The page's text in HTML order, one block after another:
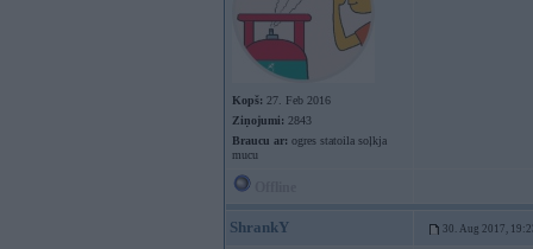
Kopš: 27. Feb 2016
Ziņojumi: 2843
Braucu ar: ogres statoila soļkja
mucu
ShrankY 30. Aug 2017,